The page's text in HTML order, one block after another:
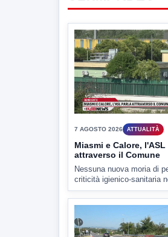
7 AGOSTO 2026 CRONACA
Ponte
ipotesi duplice
Incidente mortale a Ponte
indagato il 21enne alla